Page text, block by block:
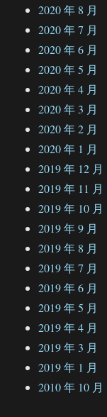
2020 年 8 月
2020 年 7 月
2020 年 6 月
2020 年 5 月
2020 年 4 月
2020 年 3 月
2020 年 2 月
2020 年 1 月
2019 年 12 月
2019 年 11 月
2019 年 10 月
2019 年 9 月
2019 年 8 月
2019 年 7 月
2019 年 6 月
2019 年 5 月
2019 年 4 月
2019 年 3 月
2019 年 1 月
2010 年 10 月